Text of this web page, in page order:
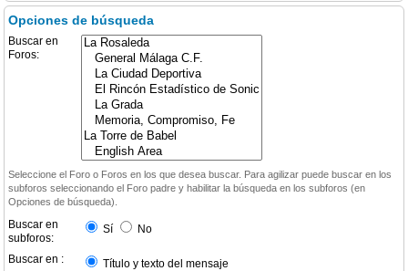
Opciones de búsqueda
Buscar en
Foros:
Seleccione el Foro o Foros en los que desea buscar. Para agilizar puede buscar en los
subforos seleccionando el Foro padre y habilitar la búsqueda en los subforos (en
Opciones de búsqueda).
Buscar en
subforos:
Sí No
Buscar en :
Título y texto del mensaje